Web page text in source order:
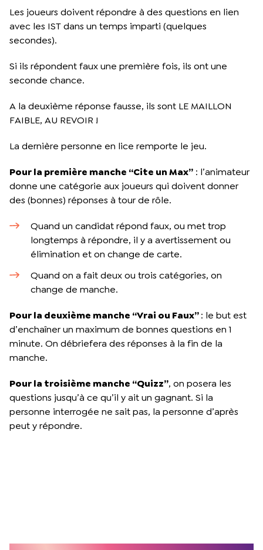
Les joueurs doivent répondre à des questions en lien
avec les IST dans un temps imparti (quelques
secondes).
Si ils répondent faux une première fois, ils ont une
seconde chance.
A la deuxième réponse fausse, ils sont LE MAILLON
FAIBLE, AU REVOIR !
La dernière personne en lice remporte le jeu.
Pour la première manche “Cite un Max” : l’animateur
donne une catégorie aux joueurs qui doivent donner
des (bonnes) réponses à tour de rôle.
Quand un candidat répond faux, ou met trop
longtemps à répondre, il y a avertissement ou
élimination et on change de carte.
Quand on a fait deux ou trois catégories, on
change de manche.
Pour la deuxième manche “Vrai ou Faux”: le but est
d’enchaîner un maximum de bonnes questions en 1
minute. On débriefera des réponses à la fin de la
manche.
Pour la troisième manche “Quizz”, on posera les
questions jusqu’à ce qu’il y ait un gagnant. Si la
personne interrogée ne sait pas, la personne d’après
peut y répondre.